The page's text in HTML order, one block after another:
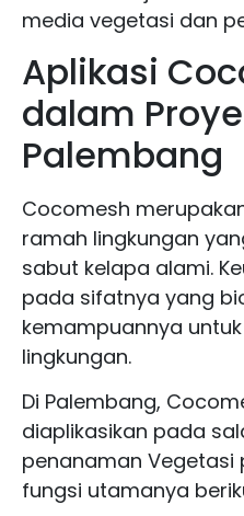
media vegetasi dan
Aplikasi
dalam
Palembang
Cocomesh
ramah lingkungan
sabut kelapa alami.
pada sifatnya yang
kemampuannya
lingkungan.
Di Palembang,
diaplikasikan pada
penanaman Vegetasi
fungsi utamanya